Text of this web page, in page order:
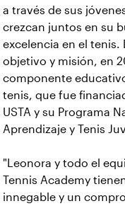
a través de sus
crezcan juntos en su
excelencia en el tenis.
objetivo y misión, en
componente
tenis, que fue
USTA y su Programa
Aprendizaje y Tenis
"Leonora y todo el
Tennis Academy
innegable y un